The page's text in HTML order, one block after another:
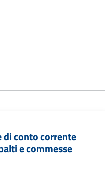
di conto corrente
e commesse